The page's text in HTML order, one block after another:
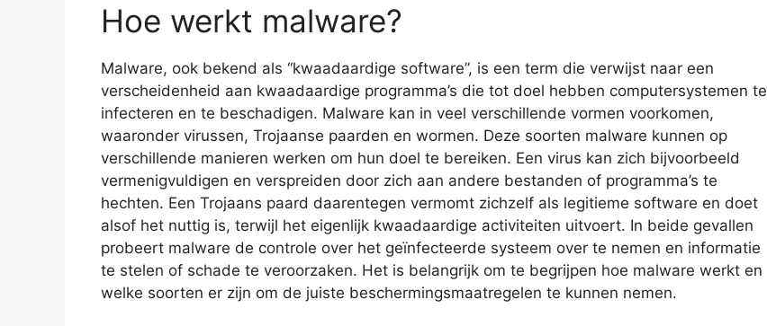
Hoe werkt malware?
Malware, ook bekend als “kwaadaardige software”, is een term die verwijst naar een
verscheidenheid aan kwaadaardige programma’s die tot doel hebben computersystemen te
infecteren en te beschadigen. Malware kan in veel verschillende vormen voorkomen,
waaronder virussen, Trojaanse paarden en wormen. Deze soorten malware kunnen op
verschillende manieren werken om hun doel te bereiken. Een virus kan zich bijvoorbeeld
vermenigvuldigen en verspreiden door zich aan andere bestanden of programma’s te
hechten. Een Trojaans paard daarentegen vermomt zichzelf als legitieme software en doet
alsof het nuttig is, terwijl het eigenlijk kwaadaardige activiteiten uitvoert. In beide gevallen
probeert malware de controle over het geïnfecteerde systeem over te nemen en informatie
te stelen of schade te veroorzaken. Het is belangrijk om te begrijpen hoe malware werkt en
welke soorten er zijn om de juiste beschermingsmaatregelen te kunnen nemen.